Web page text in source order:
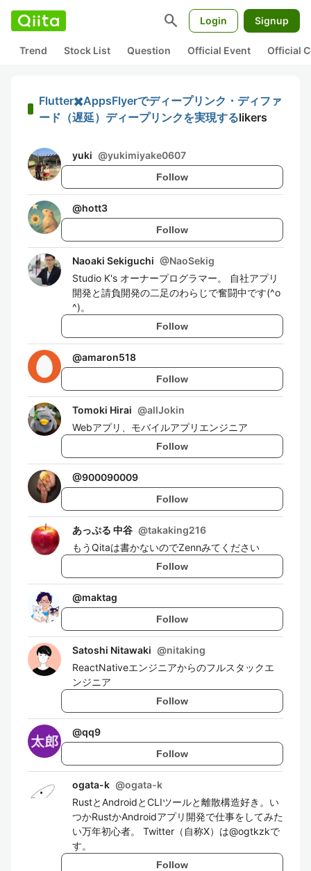
search Login Signup
Trend Stock List Question Official Event Official
Flutter✖️AppsFlyerでディープリンク・ディファ
ード（遅延）ディープリンクを実現するlikers
yuki @yukimiyake0607
Follow
@hott3
Follow
Naoaki Sekiguchi @NaoSekig
Studio K's オーナープログラマー。 自社アプリ
開発と請負開発の二足のわらじで奮闘中です(^o
^)。
Follow
@amaron518
Follow
Tomoki Hirai @allJokin
Webアプリ、モバイルアプリエンジニア
Follow
@900090009
Follow
あっぷる 中谷 @takaking216
もうQitaは書かないのでZennみてください
Follow
@maktag
Follow
Satoshi Nitawaki @nitaking
ReactNativeエンジニアからのフルスタックエ
ンジニア
Follow
@qq9
Follow
ogata-k @ogata-k
RustとAndroidとCLIツールと離散構造好き。い
つかRustかAndroidアプリ開発で仕事をしてみた
い万年初心者。 Twitter（自称X）は@ogtkzkで
す。
Follow